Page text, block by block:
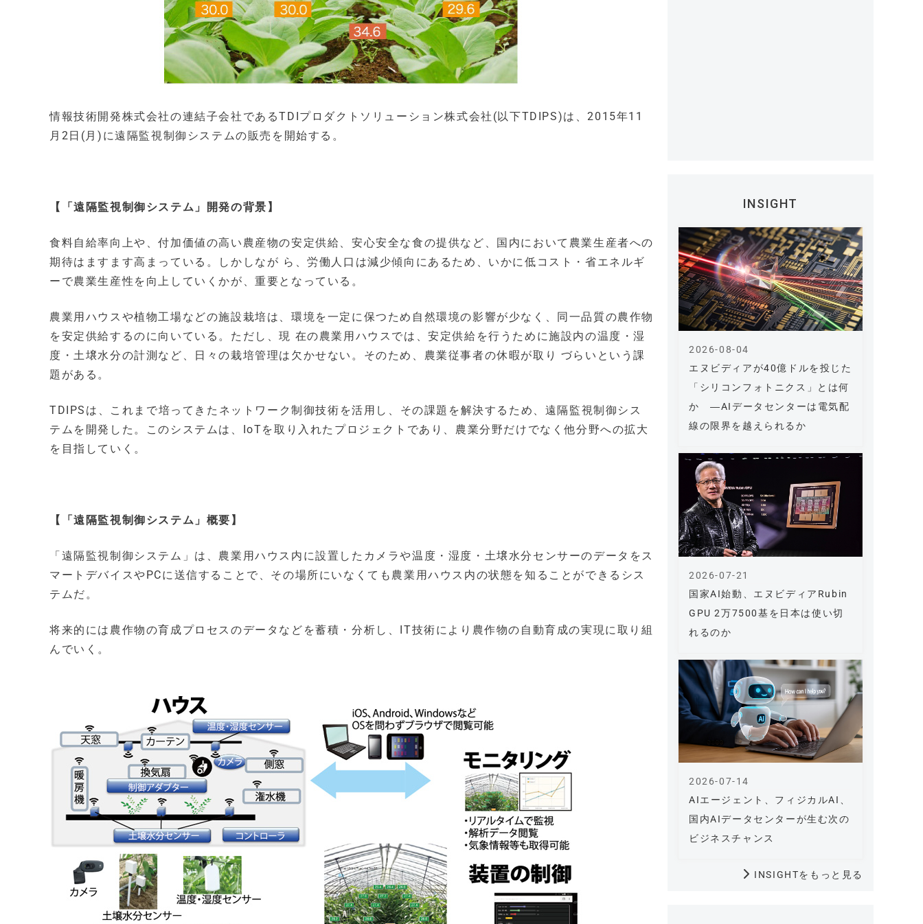
情報技術開発株式会社の連結子会社であるTDIプロダクトソリューション株式会社(以下TDIPS)は、2015年11
月2日(月)に遠隔監視制御システムの販売を開始する。
【「遠隔監視制御システム」開発の背景】
食料自給率向上や、付加価値の高い農産物の安定供給、安心安全な食の提供など、国内において農業生産者への
期待はますます高まっている。しかしなが ら、労働人口は減少傾向にあるため、いかに低コスト・省エネルギ
ーで農業生産性を向上していくかが、重要となっている。
農業用ハウスや植物工場などの施設栽培は、環境を一定に保つため自然環境の影響が少なく、同一品質の農作物
を安定供給するのに向いている。ただし、現 在の農業用ハウスでは、安定供給を行うために施設内の温度・湿
度・土壌水分の計測など、日々の栽培管理は欠かせない。そのため、農業従事者の休暇が取り づらいという課
題がある。
TDIPSは、これまで培ってきたネットワーク制御技術を活用し、その課題を解決するため、遠隔監視制御シス
テムを開発した。このシステムは、IoTを取り入れたプロジェクトであり、農業分野だけでなく他分野への拡大
を目指していく。
【「遠隔監視制御システム」概要】
「遠隔監視制御システム」は、農業用ハウス内に設置したカメラや温度・湿度・土壌水分センサーのデータをス
マートデバイスやPCに送信することで、その場所にいなくても農業用ハウス内の状態を知ることができるシス
テムだ。
将来的には農作物の育成プロセスのデータなどを蓄積・分析し、IT技術により農作物の自動育成の実現に取り組
んでいく。
INSIGHT
エヌビディアが40億ドルを投じた
「シリコンフォトニクス」とは何
か ―AIデータセンターは電気配
線の限界を越えられるか
2026-08-04
国家AI始動、エヌビディアRubin
GPU 2万7500基を日本は使い切
れるのか
2026-07-21
AIエージェント、フィジカルAI、
国内AIデータセンターが生む次の
ビジネスチャンス
2026-07-14
INSIGHTをもっと見る